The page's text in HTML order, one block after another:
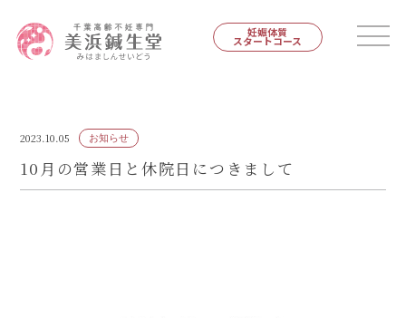
妊娠体質
スタートコース
2023.10.05 お知らせ
10月の営業日と休院日につきまして